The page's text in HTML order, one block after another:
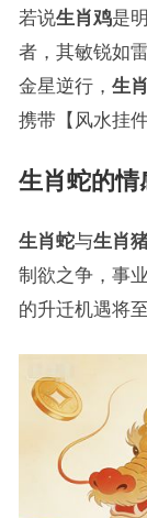
若说生肖鸡是
者，其敏锐如
金星逆行， 生
携带【风水挂
生肖蛇的情
生肖蛇与生肖
制欲之争，事
的升迁机遇将